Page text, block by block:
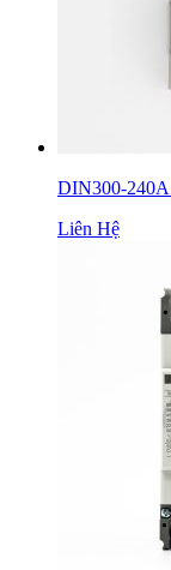
DIN300-
Liên Hệ